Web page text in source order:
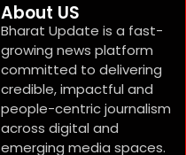
About US
Bharat Update is a fast-
growing news platform
committed to delivering
credible, impactful and
people-centric journalism
across digital and
emerging media spaces.